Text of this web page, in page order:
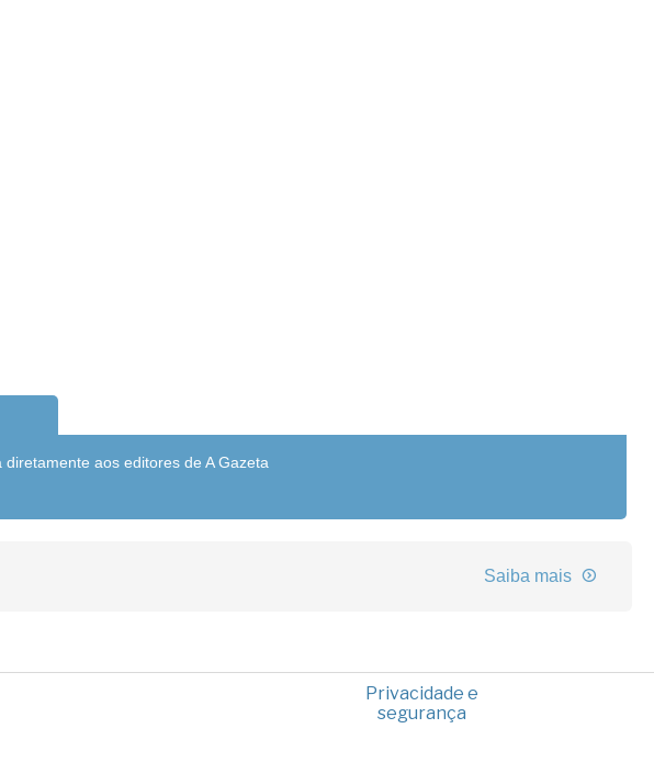
aos editores de A Gazeta
Saiba mais
Privacidade e
segurança